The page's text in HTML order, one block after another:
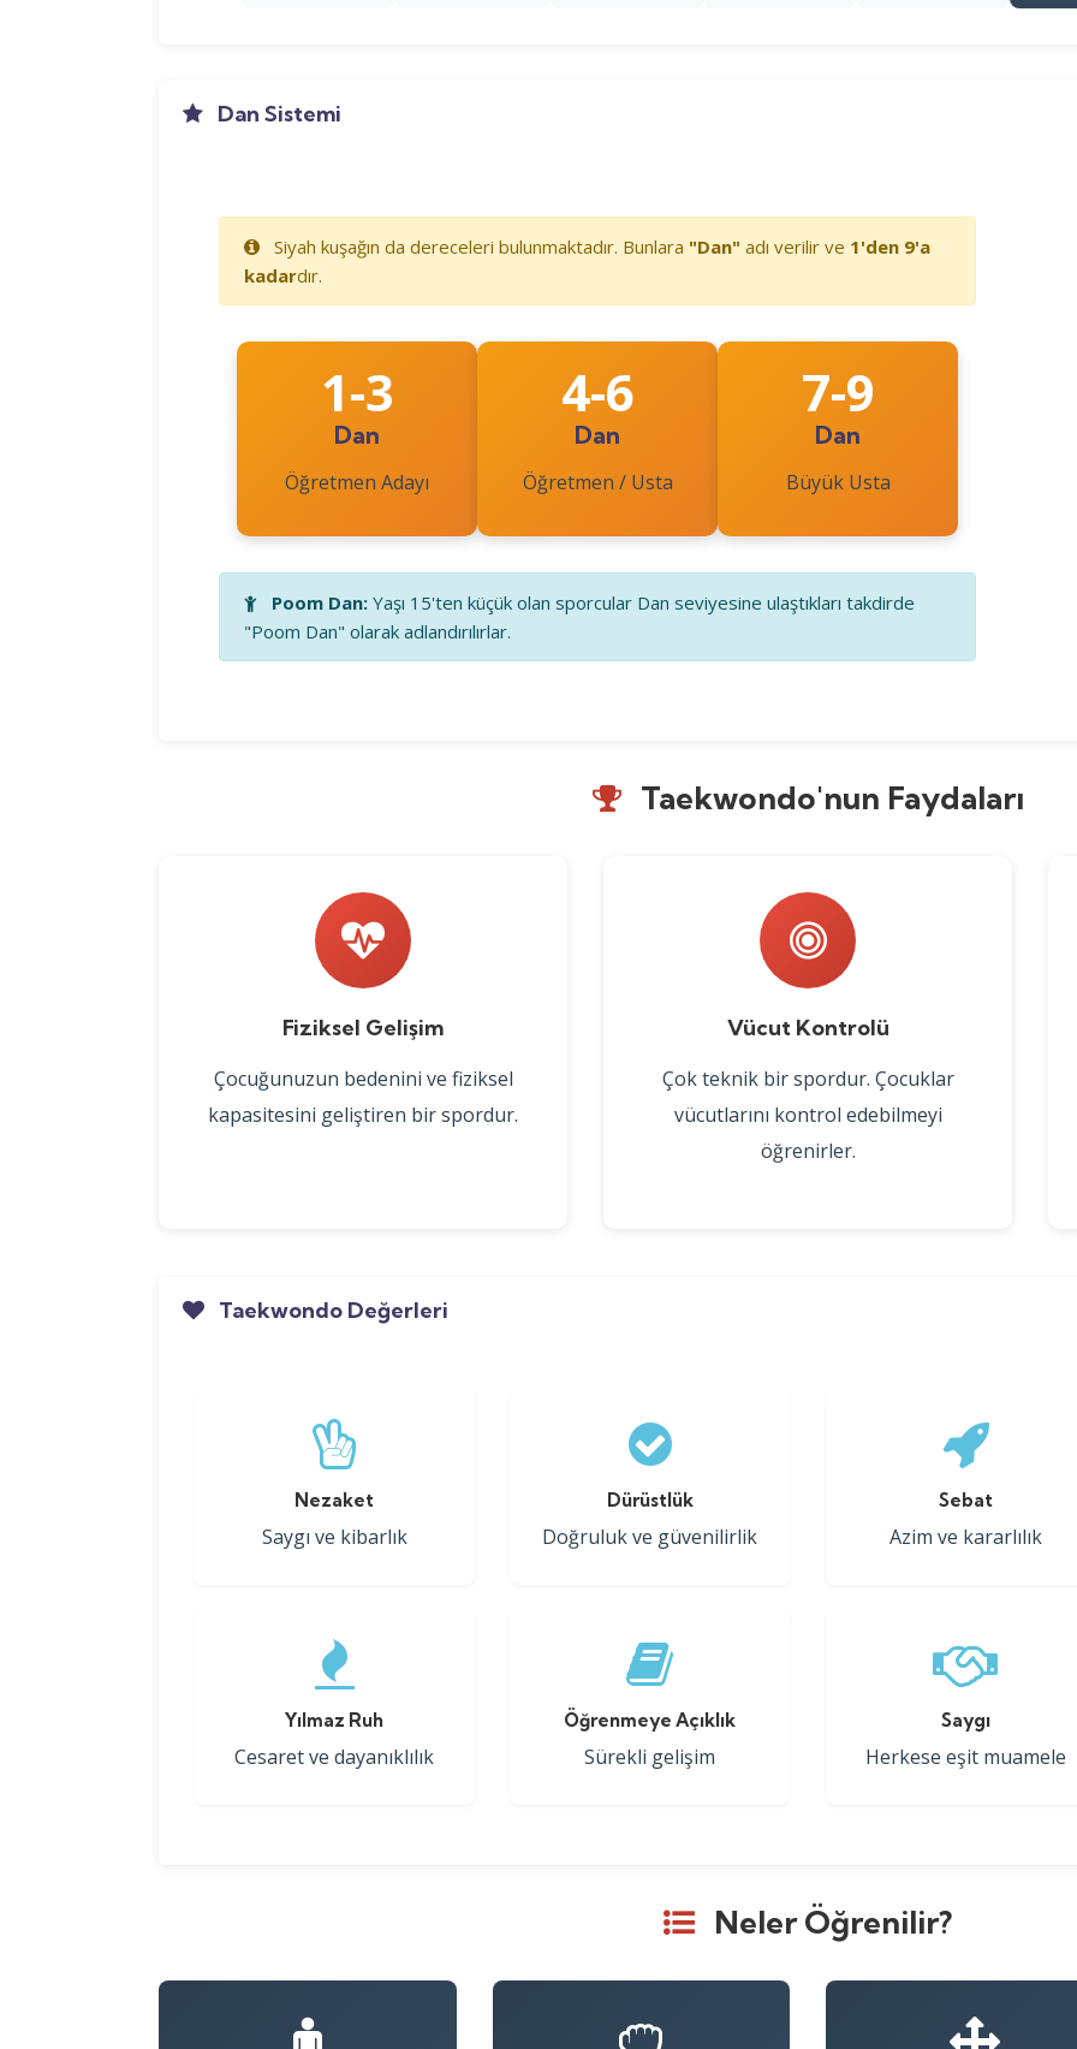
Dan Sistemi
Siyah kuşağın da dereceleri bulunmaktadır. Bunlara "Dan" adı verilir ve 1'den 9'a
kadardır.
1-3
Dan
Öğretmen Adayı
4-6
Dan
Öğretmen / Usta
7-9
Dan
Büyük Usta
Poom Dan: Yaşı 15'ten küçük olan sporcular Dan seviyesine ulaştıkları takdirde
"Poom Dan" olarak adlandırılırlar.
Taekwondo'nun Faydaları
Fiziksel Gelişim
Çocuğunuzun bedenini ve fiziksel
kapasitesini geliştiren bir spordur.
Vücut Kontrolü
Çok teknik bir spordur. Çocuklar
vücutlarını kontrol edebilmeyi
öğrenirler.
Taekwondo Değerleri
Nezaket
Saygı ve kibarlık
Dürüstlük
Doğruluk ve güvenilirlik
Sebat
Azim ve kararlılık
Yılmaz Ruh
Cesaret ve dayanıklılık
Öğrenmeye Açıklık
Sürekli gelişim
Saygı
Herkese eşit muamele
Neler Öğrenilir?